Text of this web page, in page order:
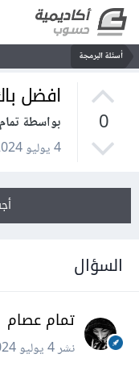
أسئلة البرمجة
0
افضل
بواسطة
4 يوليو 2024
السؤال
تمام عصام
نشر4 يوليو 2024